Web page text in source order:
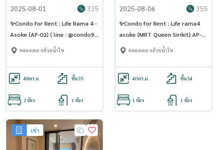
2025-08-01 335
✨Condo for Rent : Life Rama 4 -
Asoke (AP-02) ( line : @condo91
คลองเตย กล้วยน้ำไท
48ตร.ม. ชั้น35
2 ห้อง 1 ห้อง
2025-08-06 355
✨Condo for Rent : Life rama4
asoke (MRT Queen Sirikit) AP-
02 ( line : @condo91 )
คลองเตย กล้วยน้ำไท
40ตร.ม. ชั้น34
1 ห้อง 1 ห้อง
เช่า